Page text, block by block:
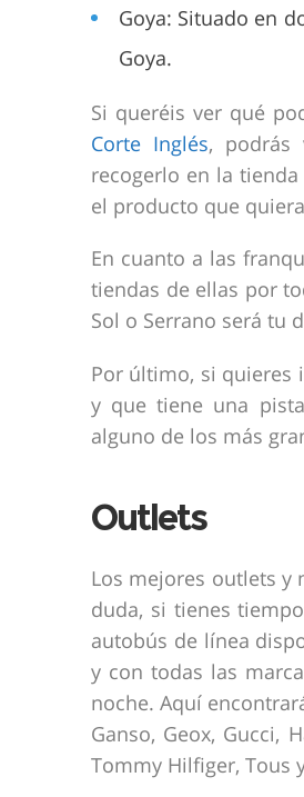
Goya: Situado en
Goya.
Si queréis ver qué
Corte Inglés, podrás
recogerlo en la
el producto que
En cuanto a las
tiendas de ellas por
Sol o Serrano será tu
Por último, si quieres
y que tiene una
alguno de los más
Outlets
Los mejores outlets y
duda, si tienes
autobús de línea
y con todas las
noche. Aquí
Ganso, Geox, Gucci,
Tommy Hilfiger, Tous